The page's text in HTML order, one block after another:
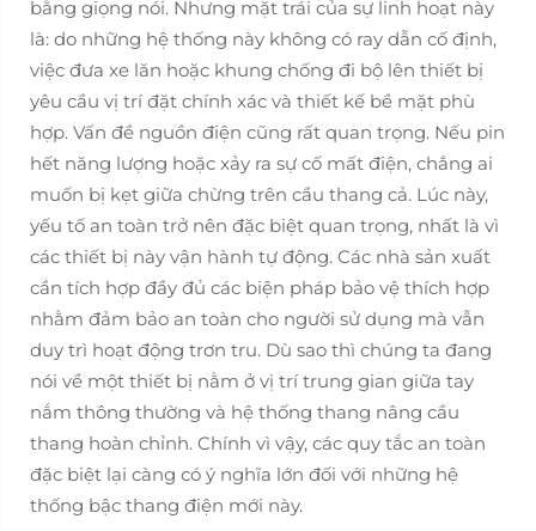
bằng giọng nói. Nhưng mặt trái của sự linh hoạt này
là: do những hệ thống này không có ray dẫn cố định,
việc đưa xe lăn hoặc khung chống đi bộ lên thiết bị
yêu cầu vị trí đặt chính xác và thiết kế bề mặt phù
hợp. Vấn đề nguồn điện cũng rất quan trọng. Nếu pin
hết năng lượng hoặc xảy ra sự cố mất điện, chẳng ai
muốn bị kẹt giữa chừng trên cầu thang cả. Lúc này,
yếu tố an toàn trở nên đặc biệt quan trọng, nhất là vì
các thiết bị này vận hành tự động. Các nhà sản xuất
cần tích hợp đầy đủ các biện pháp bảo vệ thích hợp
nhằm đảm bảo an toàn cho người sử dụng mà vẫn
duy trì hoạt động trơn tru. Dù sao thì chúng ta đang
nói về một thiết bị nằm ở vị trí trung gian giữa tay
nắm thông thường và hệ thống thang nâng cầu
thang hoàn chỉnh. Chính vì vậy, các quy tắc an toàn
đặc biệt lại càng có ý nghĩa lớn đối với những hệ
thống bậc thang điện mới này.